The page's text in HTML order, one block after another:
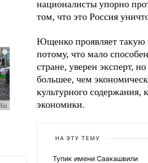
националисты упорно
том, что это Россия
Ющенко проявляет такую
потому, что мало
стране, уверен эксперт,
большее, чем
культурного содержания,
экономики.
НА ЭТУ ТЕМУ
Тупик имени Саакашвили